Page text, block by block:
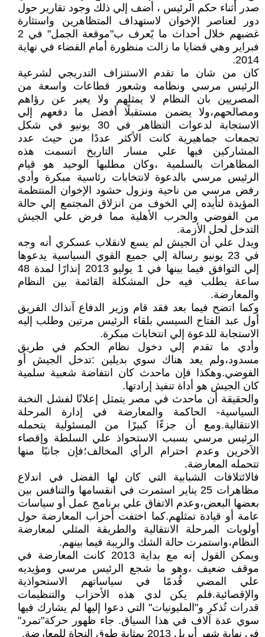
صدر أثناء حكم الرئيس ، أضف إلي ذلك وجود تقارير حول
دور لعناصر الإخوان لاستهداف المتظاهرين واستثارة
غضبهم خلال أحداث ما يًعرف ب"موقعة الجمل" في 2
فبراير وهي قضايا ما زالت منظورة أمام القضاء في نهاية
2014.
كان من شان ما تقدم الاستنزاف التدريجي لشرعية
الرئيس مرسي ونظامه وشعور قطاعات واسعة من
المصريين بان النظام لا يمثلهم ولا يعبر عن رؤاهم
ومصالحهم،ولا يضمن مستقبلًا أفضل ما دفعهم إلي
الاستجابة لدعوات التظاهر في 30 يونيو في شكل
تجمعات جماهيرية كانت الأكثر عددًا من حيث عدد
المشاركين فيها علي مسار التاريخ اتسمت هذه
المظاهرات بالسلمية ،وكان مطلبها الوحيد هو قيام
الرئيس مرسي بالدعوة لانتخابات رئاسية مبكرة وأدي
رفض مرسي من ناحية ونزول حشود الإخوان المنتظمة
المؤيدة لتأيده إلي الخوف من انزلاق المجتمع إلي حالة
من الفوضي والحرب الأهلية مما فرض علي الجيش
التدخل لحل الأزمة.
ويدل علي أن الجيش لم يسع لانقلاب عسكري أنه وجه
في 23 يونيو رسالة إلي جميع القوي السياسية يدعوها
إلي التوافق فيما بينها في 1 يوليو 2013 إنذارًا لمدة 48
ساعة يطلب فيه حل المشكلة القائمة بين النظام
والمعارضة.
وكما اتضح فيما بعد فقد قام وزير الدفاع آنذاك الفريق
أول عبد الفتاح السيسي بلقاء الرئيس مرتين وطلب إليه
الاستجابة للدعوة إلي انتخابات مبكرة.
وأدي ما تقدم إلي دخول نظام الحكم في طريق
مسدود،ولم يعد هناك سوي بديلين :تدخل الجيش أو
الفوضي.وهكذا فإن ماحدث كان انتفاضة شعبية سلمية
كان الجيش هو أداة تنفيذ إرادتها.
والحقيقة أن ماحدث في مصر يتمثل إعلانًا لفشل النخبة
السياسية- الحاكمة والمعارضة في إدارة المرحلة
الانتقالية.ومع أن جزءًا كبيرًا من المسئولية يتحمله
الرئيس مرسي بسبب الاستحواذ علي السلطة وإقصاء
الآخرين وعدم احترام الرأي المخالف؛فإن جانبًا منها
تتحمله المعارضة.
فالائتلافات الشبابية التي كان لها الفضل في اندلاع
مظاهرات 25 يناير استمرت في انقسامها والتنافس بين
بعضها البعض،وعدم الاتفاق علي برنامج عمل أو سياسات
عامة أو قيادة تمثلهم.كما اختفت أحزاب المعارضة حول
أولويات المرحلة الانتقالية والطريقة المثلي لمعارضة
النظام،واستمرت حالة الشك والريبة فيما بينهم.
ويمكن القول إنه مع بداية 2013 كانت المعارضة في
موقف ضعيف ،وهو ما شجع الرئيس مرسي ومؤيديه
علي المضي قُدمًا في سياساتهم الاستحواذية
والإقصائية.فلم يكن لدي هذه الأحزاب والتنظيمات
قدرات تُذكر و"المليونيات" التي دعوا إليها لم يشارك فيها
سوي عدة آلاف في هذا السياق. جاء ظهور حركة"تمرد"
في نهاية شهر أبريل 2013 بمثابة طوق النجاة للمعارضة.